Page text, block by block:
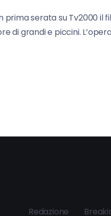
prima serata su Tv2000
di grandi e piccini.
Redazione